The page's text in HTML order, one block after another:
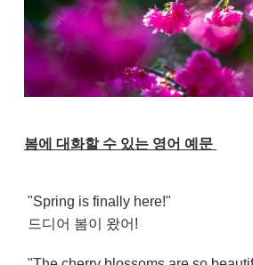
봄에 대화할 수 있는 영어 예문
"Spring is finally here!"
드디어 봄이 왔어!